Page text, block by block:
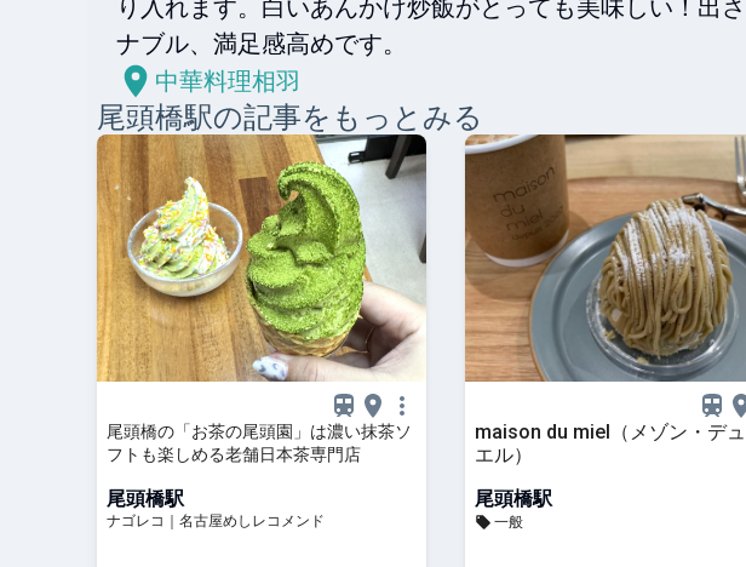
り入れます。白いあんかけ炒飯がとっても美味しい！出
ナブル、満足感高めです。
中華料理相羽
尾頭橋駅の記事をもっとみる
尾頭橋の「お茶の尾頭園」は濃い抹茶ソ
フトも楽しめる老舗日本茶専門店
尾頭橋駅
ナゴレコ｜名古屋めしレコメンド
maison du miel（メゾン・デュ
エル）
尾頭橋駅
一般